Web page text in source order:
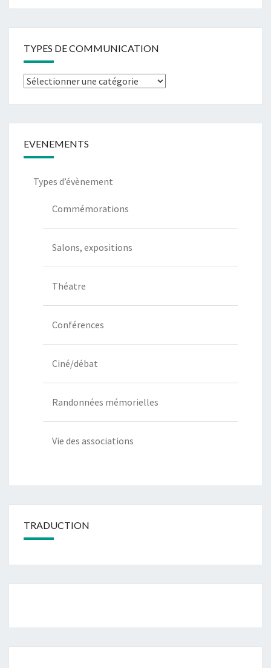
TYPES DE COMMUNICATION
EVENEMENTS
Types d’évènement
Commémorations
Salons, expositions
Théatre
Conférences
Ciné/débat
Randonnées mémorielles
Vie des associations
TRADUCTION